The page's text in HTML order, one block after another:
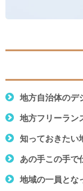
地方自治体のデ
地方フリーラン
知っておきたい
あの手この手で
地域の一員とな